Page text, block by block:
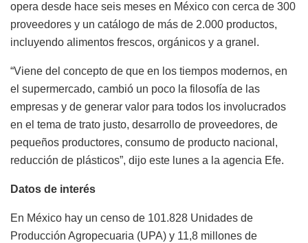
opera desde hace seis meses en México con cerca de 300
proveedores y un catálogo de más de 2.000 productos,
incluyendo alimentos frescos, orgánicos y a granel.
“Viene del concepto de que en los tiempos modernos, en
el supermercado, cambió un poco la filosofía de las
empresas y de generar valor para todos los involucrados
en el tema de trato justo, desarrollo de proveedores, de
pequeños productores, consumo de producto nacional,
reducción de plásticos”, dijo este lunes a la agencia Efe.
Datos de interés
En México hay un censo de 101.828 Unidades de
Producción Agropecuaria (UPA) y 11,8 millones de